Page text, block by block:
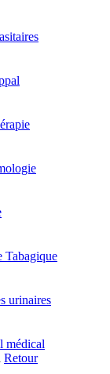
Tabagique
urinaires
médical
Retour